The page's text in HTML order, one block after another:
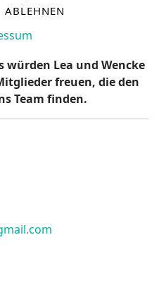
würden Lea und Wencke
freuen, die den
Team finden.
ABLEHNEN